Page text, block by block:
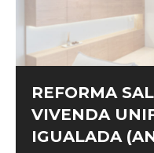
REFORMA
VIVENDA
IGUALADA